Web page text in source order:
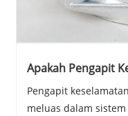
Apakah Pengapit
Industri?
Pengapit
meluas dalam